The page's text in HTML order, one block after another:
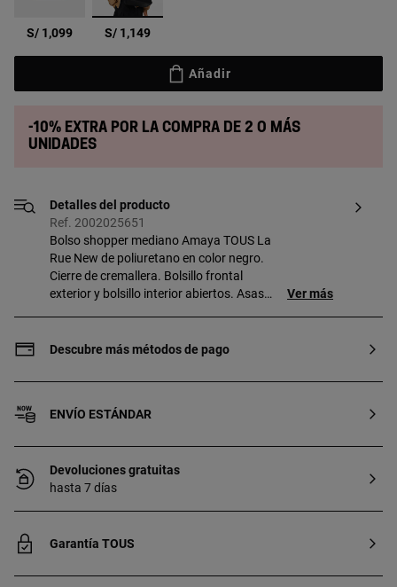
S/ 1,099 seleccionado
S/ 1,149
Añadir
-10% extra por la compra de 2 o más
unidades
Detalles del producto
Ref. 2002025651
Bolso shopper mediano Amaya TOUS La
Rue New de poliuretano en color negro.
Cierre de cremallera. Bolsillo frontal
exterior y bolsillo interior abiertos. Asas
23 x 31 x 16 cm. Si quieres tu grabado en
nuestro Personal Shopper. Contacto
Ver más
Descubre más métodos de pago
ENVÍO ESTÁNDAR
Devoluciones gratuitas
hasta 7 días
Garantía TOUS